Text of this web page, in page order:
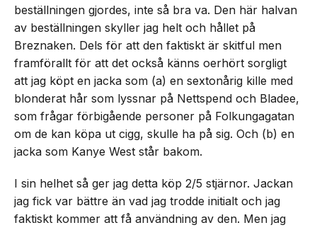
beställningen gjordes, inte så bra va. Den här halvan
av beställningen skyller jag helt och hållet på
Breznaken. Dels för att den faktiskt är skitful men
framförallt för att det också känns oerhört sorgligt
att jag köpt en jacka som (a) en sextonårig kille med
blonderat hår som lyssnar på Nettspend och Bladee,
som frågar förbigående personer på Folkungagatan
om de kan köpa ut cigg, skulle ha på sig. Och (b) en
jacka som Kanye West står bakom.
I sin helhet så ger jag detta köp 2/5 stjärnor. Jackan
jag fick var bättre än vad jag trodde initialt och jag
faktiskt kommer att få användning av den. Men jag